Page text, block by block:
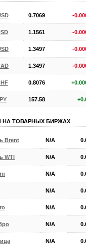
0.7069 -
1.1561 -
1.3497 -
1.3497 -
0.8076
157.58
НА ТОВАРНЫХ БИРЖАХ
Brent N/A
WTI N/A
N/A
N/A
N/A
N/A
N/A